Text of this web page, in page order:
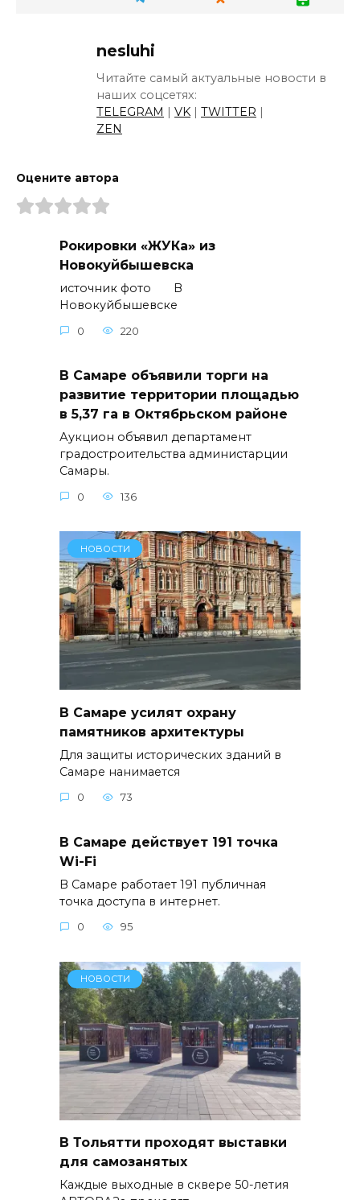
nesluhi
Читайте самый актуальные новости в
наших соцсетях:
TELEGRAM | VK | TWITTER |
ZEN
Оцените автора
Рокировки «ЖУКа» из
Новокуйбышевска
источник фото В
Новокуйбышевске
0 220
В Самаре объявили торги на
развитие территории площадью
в 5,37 га в Октябрьском районе
Аукцион объявил департамент
градостроительства администарции
Самары.
0 136
НОВОСТИ
В Самаре усилят охрану
памятников архитектуры
Для защиты исторических зданий в
Самаре нанимается
0 73
В Самаре действует 191 точка
Wi-Fi
В Самаре работает 191 публичная
точка доступа в интернет.
0 95
НОВОСТИ
В Тольятти проходят выставки
для самозанятых
Каждые выходные в сквере 50-летия